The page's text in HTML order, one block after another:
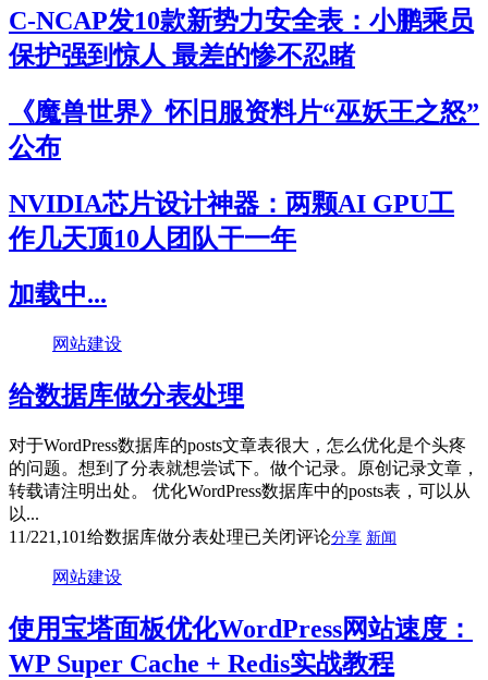
C-NCAP发10款新势力安全表：小鹏乘员
保护强到惊人 最差的惨不忍睹
《魔兽世界》怀旧服资料片“巫妖王之怒”
公布
NVIDIA芯片设计神器：两颗AI GPU工
作几天顶10人团队干一年
加载中...
网站建设
给数据库做分表处理
对于WordPress数据库的posts文章表很大，怎么优化是个头疼
的问题。想到了分表就想尝试下。做个记录。原创记录文章，
转载请注明出处。 优化WordPress数据库中的posts表，可以从
以...
11/221,101给数据库做分表处理已关闭评论分享 新闻
网站建设
使用宝塔面板优化WordPress网站速度：
WP Super Cache + Redis实战教程